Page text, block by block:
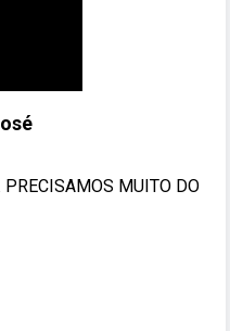
PRECISAMOS MUITO DO